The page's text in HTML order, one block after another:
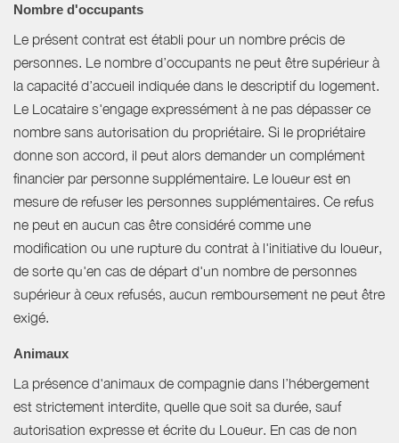
Nombre d'occupants
Le présent contrat est établi pour un nombre précis de
personnes. Le nombre d’occupants ne peut être supérieur à
la capacité d’accueil indiquée dans le descriptif du logement.
Le Locataire s'engage expressément à ne pas dépasser ce
nombre sans autorisation du propriétaire. Si le propriétaire
donne son accord, il peut alors demander un complément
financier par personne supplémentaire. Le loueur est en
mesure de refuser les personnes supplémentaires. Ce refus
ne peut en aucun cas être considéré comme une
modification ou une rupture du contrat à l'initiative du loueur,
de sorte qu'en cas de départ d'un nombre de personnes
supérieur à ceux refusés, aucun remboursement ne peut être
exigé.
Animaux
La présence d'animaux de compagnie dans l’hébergement
est strictement interdite, quelle que soit sa durée, sauf
autorisation expresse et écrite du Loueur. En cas de non